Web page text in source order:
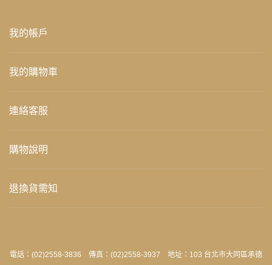
我的帳戶
我的購物車
連絡客服
購物說明
退換貨需知
電話：(02)2558-3836 傳真：(02)2558-3937 地址：103 台北市大同區承德